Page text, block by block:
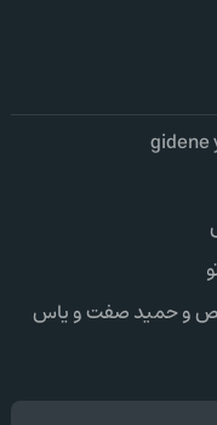
و حمید صفت و یاس